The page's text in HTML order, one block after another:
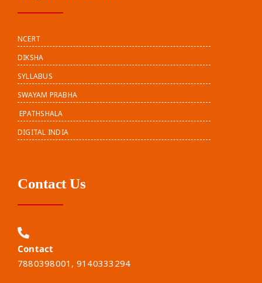
NCERT
DIKSHA
SYLLABUS
SWAYAM PRABHA
EPATHSHALA
DIGITAL INDIA
Contact Us
Contact
7880398001, 9140333294